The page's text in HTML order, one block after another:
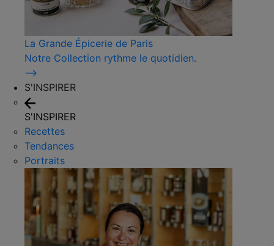
La Grande Épicerie de Paris
Notre Collection rythme le quotidien.
⟶
S'INSPIRER
S'INSPIRER
Recettes
Tendances
Portraits